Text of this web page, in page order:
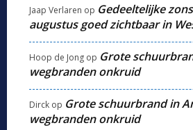
Jaap Verlaren op Gedeeltelijke
augustus goed zichtbaar in
Hoop de Jong op Grote
wegbranden onkruid
Dirck op Grote schuurbrand in
wegbranden onkruid